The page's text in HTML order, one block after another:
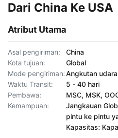
Dari China Ke USA
Atribut Utama
Asal pengiriman:
China
Kota tujuan:
Global
Mode pengiriman:Angkutan
Waktu Transit:
5 - 40 hari
Pembawa:
MSC, MSK,
Kemampuan:
Jangkauan
pintu ke pintu
Kapasitas: